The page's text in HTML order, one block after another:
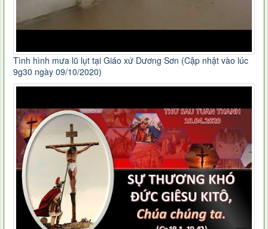
Tình hình mưa lũ lụt tại Giáo xứ Dương Sơn (Cập nhật vào lúc
9g30 ngày 09/10/2020)